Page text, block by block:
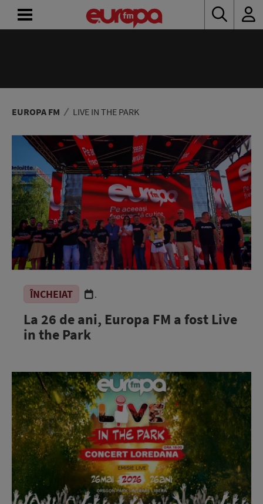
EUROPA FM LIVE IN THE PARK
ÎNCHEIAT .
La 26 de ani, Europa FM a fost Live
in the Park
RADIO
CONCURSURI
PODCAST
ASCULTĂ
LIVE